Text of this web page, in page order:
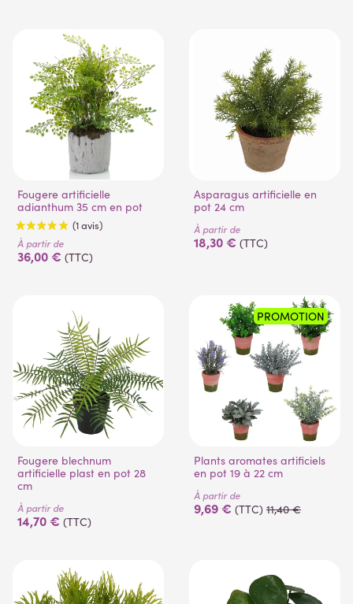
Fougere artificielle
adianthum 35 cm en pot
(1 avis)
À partir de
36,00 € (TTC)
Asparagus artificielle en
pot 24 cm
À partir de
18,30 € (TTC)
Fougere blechnum
artificielle plast en pot 28
cm
À partir de
14,70 € (TTC)
PROMOTION
Plants aromates artificiels
en pot 19 à 22 cm
À partir de
9,69 € (TTC) 11,40 €